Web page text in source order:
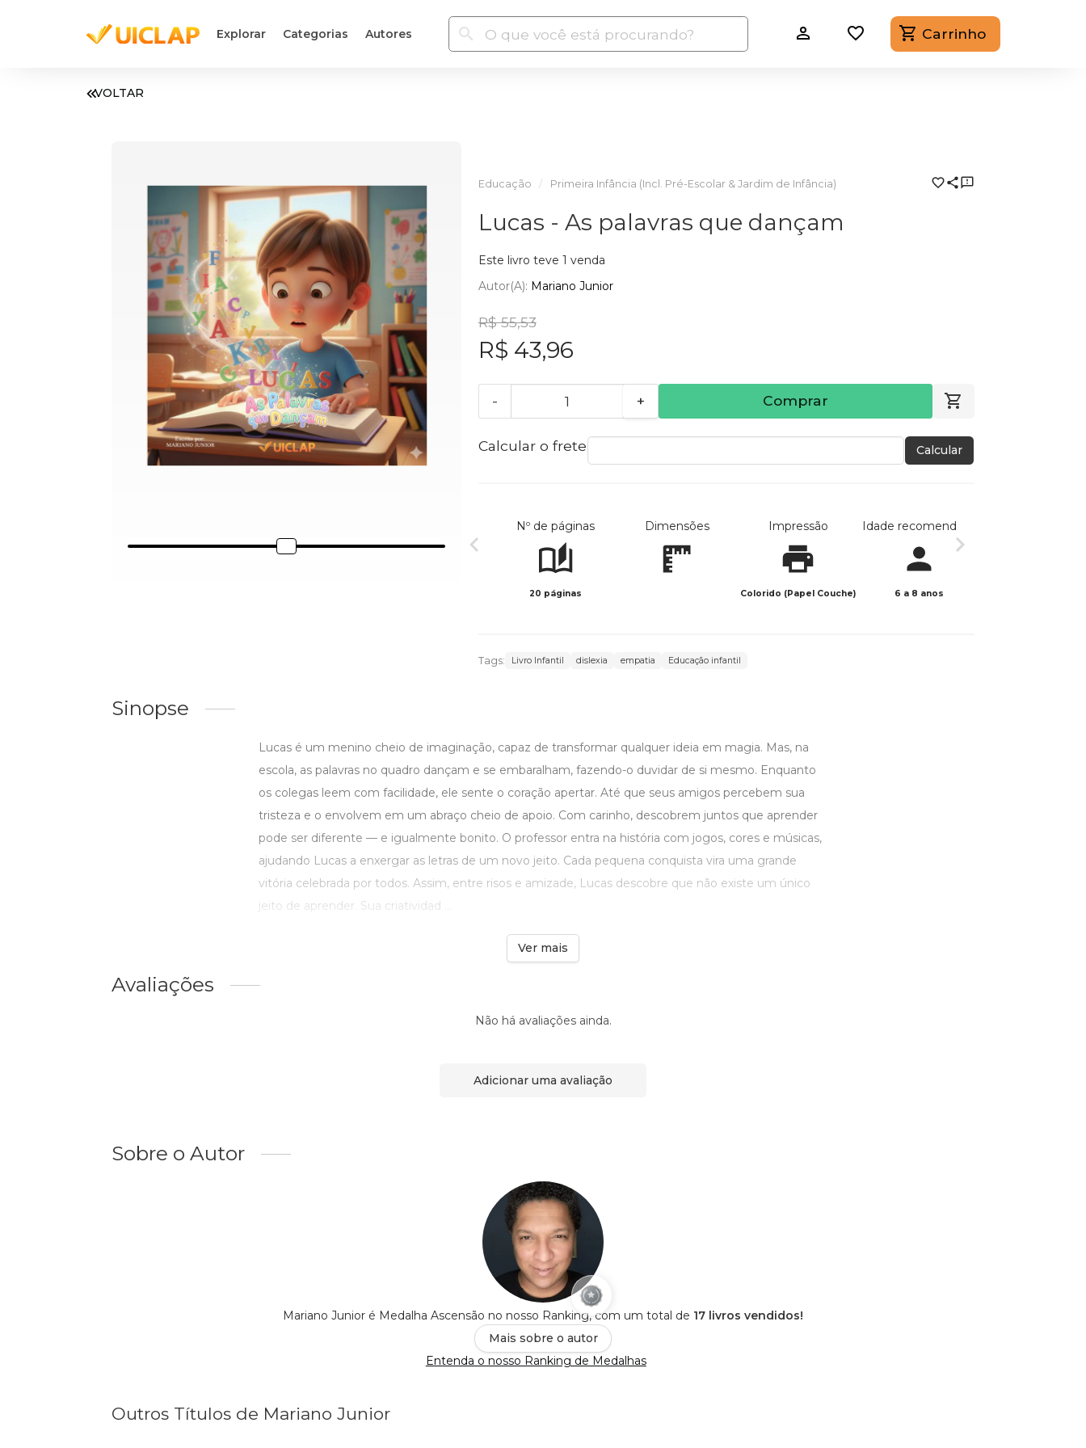
Explorar Categorias Autores Carrinho
VOLTAR
Educação Primeira Infância (Incl. Pré-Escolar & Jardim de Infância)
Lucas - As palavras que dançam
Este livro teve 1 venda
Autor(a): Mariano Junior
R$ 55,53
R$ 43,96
- + Comprar
Calcular o frete Calcular
Nº de páginas
20 páginas
Dimensões Impressão
Colorido (Papel Couche)
Idade recomendada
6 a 8 anos
Tags: Livro Infantil dislexia empatia Educação infantil
Sinopse
Lucas é um menino cheio de imaginação, capaz de transformar qualquer ideia em magia. Mas, na
escola, as palavras no quadro dançam e se embaralham, fazendo-o duvidar de si mesmo. Enquanto
os colegas leem com facilidade, ele sente o coração apertar. Até que seus amigos percebem sua
tristeza e o envolvem em um abraço cheio de apoio. Com carinho, descobrem juntos que aprender
pode ser diferente — e igualmente bonito. O professor entra na história com jogos, cores e músicas,
ajudando Lucas a enxergar as letras de um novo jeito. Cada pequena conquista vira uma grande
vitória celebrada por todos. Assim, entre risos e amizade, Lucas descobre que não existe um único
jeito de aprender. Sua criatividad ...
Ver mais
Avaliações
Não há avaliações ainda.
Adicionar uma avaliação
Sobre o Autor
Mariano Junior é Medalha Ascensão no nosso Ranking, com um total de 17 livros vendidos!
Mais sobre o autor
Entenda o nosso Ranking de Medalhas
Outros Títulos de Mariano Junior